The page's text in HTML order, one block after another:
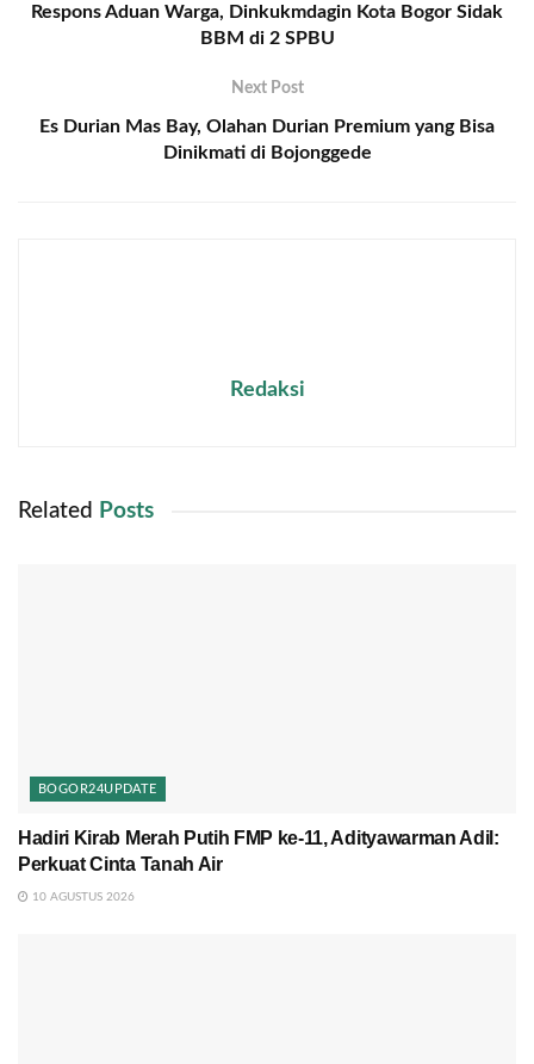
Respons Aduan Warga, Dinkukmdagin Kota Bogor Sidak
BBM di 2 SPBU
Next Post
Es Durian Mas Bay, Olahan Durian Premium yang Bisa
Dinikmati di Bojonggede
Redaksi
Related Posts
BOGOR24UPDATE
Hadiri Kirab Merah Putih FMP ke-11, Adityawarman Adil:
Perkuat Cinta Tanah Air
10 AGUSTUS 2026